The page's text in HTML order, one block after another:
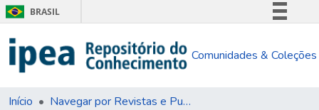
BRASIL
Comunica BR
Comunidades & Coleções
Início
Navegar por Revistas e Publicações Seriadas